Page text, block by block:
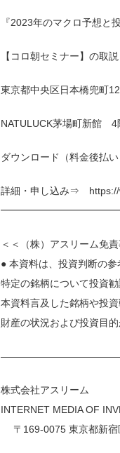
『2023年のマクロ予想と
【コロ朝セミナー】の取
東京都中央区日本橋兜町
NATULUCK茅場町新館 4
ダウンロード（料金後払
詳細・申し込み⇒ https://
＜＜（株）アスリーム免
● 本資料は、投資判断の参
特定の銘柄について投資
本資料言及した銘柄や投
財産の状況および投資目
株式会社アスリーム
INTERNET
〒169-0075 東